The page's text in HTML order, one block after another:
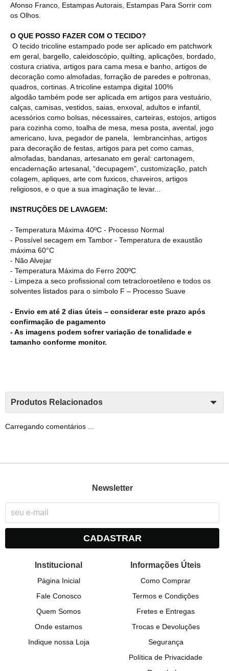
Afonso Franco, Estampas Autorais, Estampas Para Sorrir com
os Olhos.
O QUE POSSO FAZER COM O TECIDO?
O tecido tricoline estampado pode ser aplicado em patchwork
em geral, bargello, caleidoscópio, quilting, aplicações, bordado,
costura criativa, artigos para cama mesa e banho, artigos de
decoração como almofadas, forração de paredes e poltronas,
quadros, cortinas. A tricoline estampa digital 100%
algodão também pode ser aplicada em artigos para vestuário,
calças, camisas, vestidos, saias, enxoval, adultos e infantil,
acessórios como bolsas, nécessaires, carteiras, estojos, artigos
para cozinha como, toalha de mesa, mesa posta, avental, jogo
americano, luva, pegador de panela, lembrancinhas, artigos
para decoração de festas, artigos para pet como camas,
almofadas, bandanas, artesanato em geral: cartonagem,
encadernação artesanal, “decupagem”, customização, patch
colagem, apliques, arte com fuxicos, chaveiros, artigos
religiosos, e o que a sua imaginação te levar...
INSTRUÇÕES DE LAVAGEM:
- Temperatura Máxima 40ºC - Processo Normal
- Possível secagem em Tambor - Temperatura de exaustão
máxima 60°C
- Não Alvejar
- Temperatura Máxima do Ferro 200ºC
- Limpeza a seco profissional com tetracloroetileno e todos os
solventes listados para o símbolo F – Processo Suave
- Envio em até 2 dias úteis – considerar este prazo após
confirmação de pagamento
- As imagens podem sofrer variação de tonalidade e
tamanho conforme monitor.
Produtos Relacionados
Carregando comentários ...
Newsletter
CADASTRAR
Institucional
Página Inicial
Fale Conosco
Quem Somos
Onde estamos
Indique nossa Loja
Informações Úteis
Como Comprar
Termos e Condições
Fretes e Entregas
Trocas e Devoluções
Segurança
Política de Privacidade